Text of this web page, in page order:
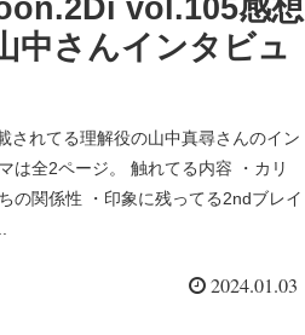
vol.105感想
中さんインタビュ
されてる理解役の山中真尋さんのイン
は全2ページ。 触れてる内容 ・カリ
の関係性 ・印象に残ってる2ndブレイ
2024.01.03